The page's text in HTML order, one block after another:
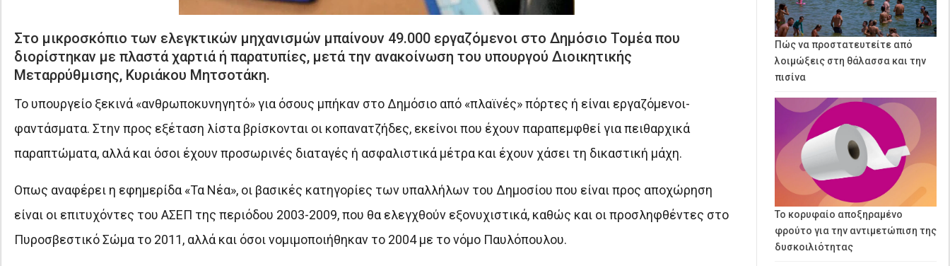
Στο μικροσκόπιο των ελεγκτικών μηχανισμών μπαίνουν 49.000 εργαζόμενοι στο Δημόσιο Τομέα που
διορίστηκαν με πλαστά χαρτιά ή παρατυπίες, μετά την ανακοίνωση του υπουργού Διοικητικής
Μεταρρύθμισης, Κυριάκου Μητσοτάκη.
Το υπουργείο ξεκινά «ανθρωποκυνηγητό» για όσους μπήκαν στο Δημόσιο από «πλαϊνές» πόρτες ή είναι εργαζόμενοι-
φαντάσματα. Στην προς εξέταση λίστα βρίσκονται οι κοπανατζήδες, εκείνοι που έχουν παραπεμφθεί για πειθαρχικά
παραπτώματα, αλλά και όσοι έχουν προσωρινές διαταγές ή ασφαλιστικά μέτρα και έχουν χάσει τη δικαστική μάχη.
Οπως αναφέρει η εφημερίδα «Τα Νέα», οι βασικές κατηγορίες των υπαλλήλων του Δημοσίου που είναι προς αποχώρηση
είναι οι επιτυχόντες του ΑΣΕΠ της περιόδου 2003-2009, που θα ελεγχθούν εξονυχιστικά, καθώς και οι προσληφθέντες στο
Πυροσβεστικό Σώμα το 2011, αλλά και όσοι νομιμοποιήθηκαν το 2004 με το νόμο Παυλόπουλου.
Πώς να προστατευτείτε από
λοιμώξεις στη θάλασσα και την
πισίνα
Το κορυφαίο αποξηραμένο
φρούτο για την αντιμετώπιση της
δυσκοιλιότητας